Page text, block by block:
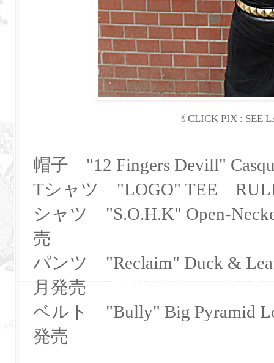
☝CLICK PIX : SEE
帽子 "12 Fingers Devill"
Tシャツ "LOGO" TEE
シャツ "S.O.H.K" Open-
売
パンツ "Reclaim" Duck &
月発売
ベルト "Bully" Big Pyramid
発売